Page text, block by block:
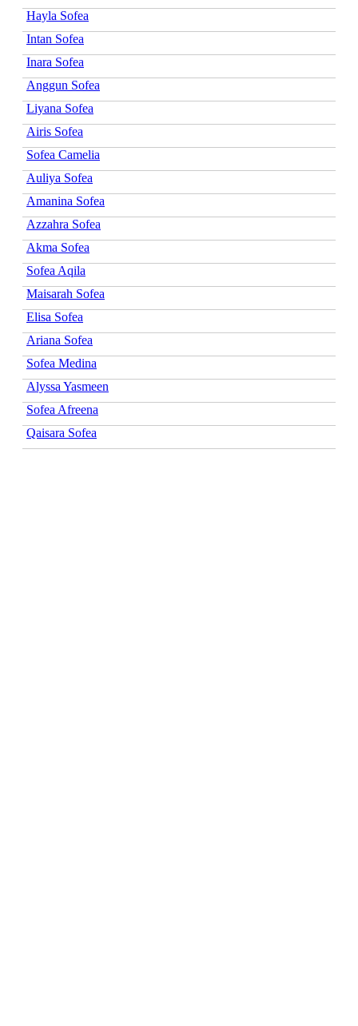
Hayla Sofea
Intan Sofea
Inara Sofea
Anggun Sofea
Liyana Sofea
Airis Sofea
Sofea Camelia
Auliya Sofea
Amanina Sofea
Azzahra Sofea
Akma Sofea
Sofea Aqila
Maisarah Sofea
Elisa Sofea
Ariana Sofea
Sofea Medina
Alyssa Yasmeen
Sofea Afreena
Qaisara Sofea